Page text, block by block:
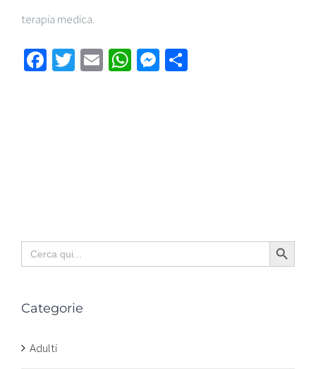
terapia medica.
Facebook
Twitter
EmailWhatsApp
Messenger
Search
for:
Search Button
Categorie
Adulti